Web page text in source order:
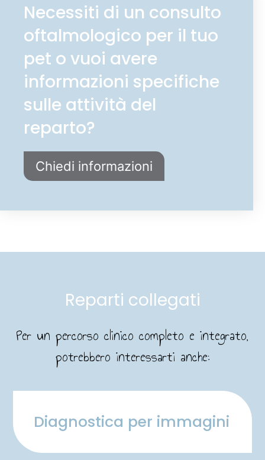
Necessiti di un consulto
oftalmologico per il tuo
pet o vuoi avere
informazioni specifiche
sulle attività del
reparto?
Chiedi informazioni
Reparti collegati
Per un percorso clinico completo e integrato,
potrebbero interessarti anche:
Diagnostica per immagini